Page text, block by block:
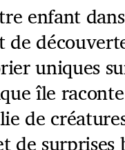
enfant
de
uniques
île
de
de